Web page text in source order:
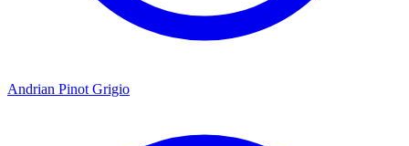
Andrian Pinot Grigio